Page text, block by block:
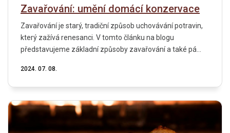
Zavařování: umění domácí konzervace
Zavařování je starý, tradiční způsob uchovávání potravin,
který zažívá renesanci. V tomto článku na blogu
představujeme základní způsoby zavařování a také pá...
2024. 07. 08.